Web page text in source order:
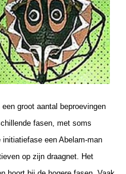
groot aantal beproevingen
fasen, met soms
een Abelam-man
op zijn draagnet. Het